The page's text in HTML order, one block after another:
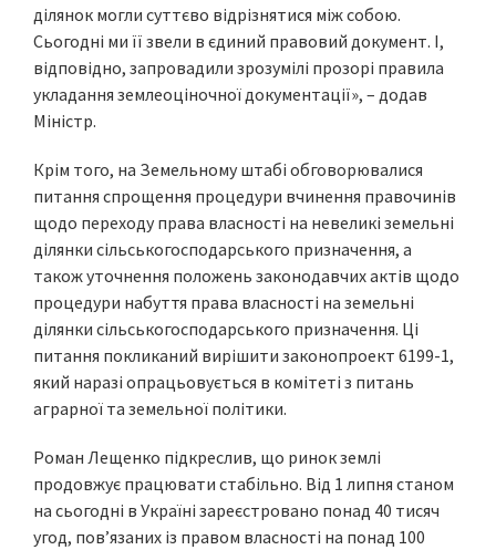
ділянок могли суттєво відрізнятися між собою.
Сьогодні ми її звели в єдиний правовий документ. І,
відповідно, запровадили зрозумілі прозорі правила
укладання землеоціночної документації», – додав
Міністр.
Крім того, на Земельному штабі обговорювалися
питання спрощення процедури вчинення правочинів
щодо переходу права власності на невеликі земельні
ділянки сільськогосподарського призначення, а
також уточнення положень законодавчих актів щодо
процедури набуття права власності на земельні
ділянки сільськогосподарського призначення. Ці
питання покликаний вирішити законопроект 6199-1,
який наразі опрацьовується в комітеті з питань
аграрної та земельної політики.
Роман Лещенко підкреслив, що ринок землі
продовжує працювати стабільно. Від 1 липня станом
на сьогодні в Україні зареєстровано понад 40 тисяч
угод, пов’язаних із правом власності на понад 100